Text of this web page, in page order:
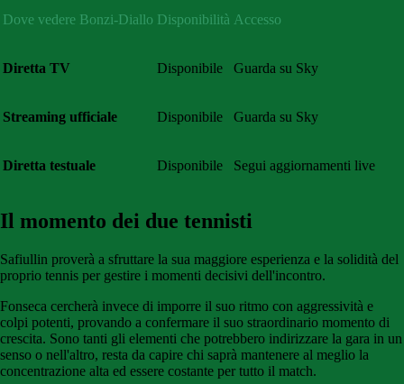
Dove vedere Bonzi-Diallo Disponibilità Accesso
Diretta TV Disponibile Guarda su Sky
Streaming ufficiale Disponibile Guarda su Sky
Diretta testuale Disponibile Segui aggiornamenti live
Il momento dei due tennisti
Safiullin proverà a sfruttare la sua maggiore esperienza e la solidità del
proprio tennis per gestire i momenti decisivi dell'incontro.
Fonseca cercherà invece di imporre il suo ritmo con aggressività e
colpi potenti, provando a confermare il suo straordinario momento di
crescita. Sono tanti gli elementi che potrebbero indirizzare la gara in un
senso o nell'altro, resta da capire chi saprà mantenere al meglio la
concentrazione alta ed essere costante per tutto il match.